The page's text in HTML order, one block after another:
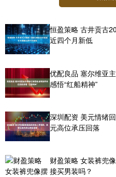
恒盈策略 古井贡古
近四个月新低
优配良品 塞尔维亚
感悟“红船精神”
深圳配资 美元情绪
元高位承压回落
财盈策略 女装裤兜
接买男装吗？